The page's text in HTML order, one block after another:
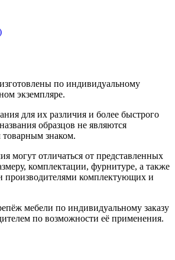
по индивидуальному
экземпляре.
для их различия и более быстрого
образцов не являются
товарным знаком.
могут отличаться от представленных
комплектации, фурнитуре, а также
производителями комплектующих и
мебели по индивидуальному заказу
по возможности её применения.